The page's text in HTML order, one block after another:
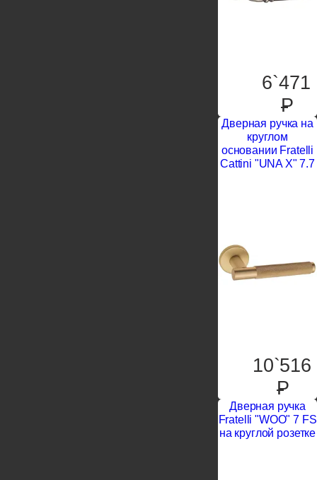
6`471
P
Дверная ручка на
круглом
основании Fratelli
Cattini "UNA X" 7.7
10`516
P
Дверная ручка
Fratelli "WOO" 7 FS
на круглой розетке